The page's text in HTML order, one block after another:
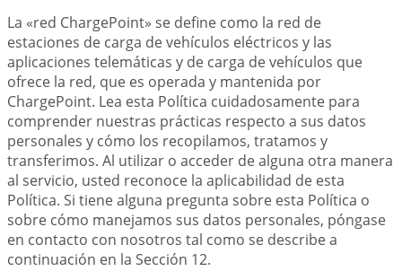
La «red ChargePoint» se define como la red de
estaciones de carga de vehículos eléctricos y las
aplicaciones telemáticas y de carga de vehículos que
ofrece la red, que es operada y mantenida por
ChargePoint. Lea esta Política cuidadosamente para
comprender nuestras prácticas respecto a sus datos
personales y cómo los recopilamos, tratamos y
transferimos. Al utilizar o acceder de alguna otra manera
al servicio, usted reconoce la aplicabilidad de esta
Política. Si tiene alguna pregunta sobre esta Política o
sobre cómo manejamos sus datos personales, póngase
en contacto con nosotros tal como se describe a
continuación en la Sección 12.